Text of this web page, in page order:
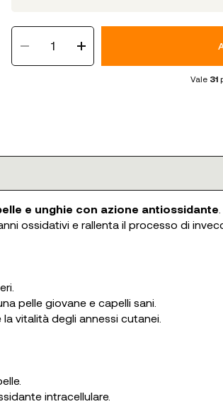
1
Vale 31
e unghie con azione antiossidante
ossidativi e rallenta il processo di
pelle giovane e capelli sani.
vitalità degli annessi cutanei.
intracellulare.